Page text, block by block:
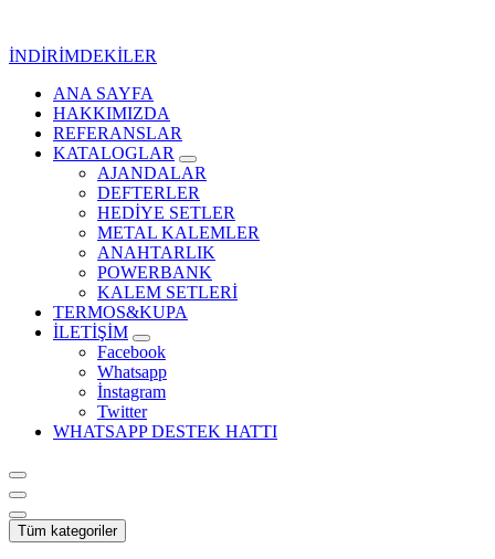
İNDİRİMDEKİLER
Kurumsal Promosyon-Hediyelik
ANA SAYFA
HAKKIMIZDA
REFERANSLAR
KATALOGLAR
AJANDALAR
DEFTERLER
HEDİYE SETLER
METAL KALEMLER
ANAHTARLIK
POWERBANK
KALEM SETLERİ
TERMOS&KUPA
İLETİŞİM
Facebook
Whatsapp
İnstagram
Twitter
WHATSAPP DESTEK HATTI
Tüm kategoriler